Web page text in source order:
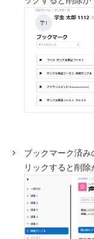
ブックマーク済
リックすると削除